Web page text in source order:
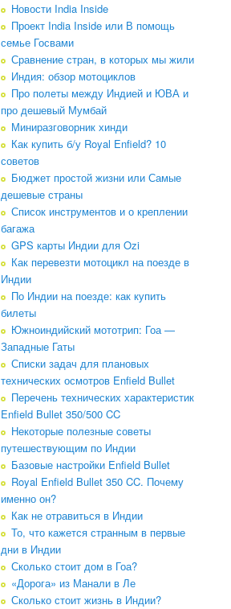
Новости India Inside
Проект India Inside или В помощь
семье Госвами
Сравнение стран, в которых мы жили
Индия: обзор мотоциклов
Про полеты между Индией и ЮВА и
про дешевый Мумбай
Миниразговорник хинди
Как купить б/у Royal Enfield? 10
советов
Бюджет простой жизни или Самые
дешевые страны
Список инструментов и о креплении
багажа
GPS карты Индии для Ozi
Как перевезти мотоцикл на поезде в
Индии
По Индии на поезде: как купить
билеты
Южноиндийский мототрип: Гоа —
Западные Гаты
Списки задач для плановых
технических осмотров Enfield Bullet
Перечень технических характеристик
Enfield Bullet 350/500 CC
Некоторые полезные советы
путешествующим по Индии
Базовые настройки Enfield Bullet
Royal Enfield Bullet 350 CC. Почему
именно он?
Как не отравиться в Индии
То, что кажется странным в первые
дни в Индии
Сколько стоит дом в Гоа?
«Дорога» из Манали в Ле
Сколько стоит жизнь в Индии?